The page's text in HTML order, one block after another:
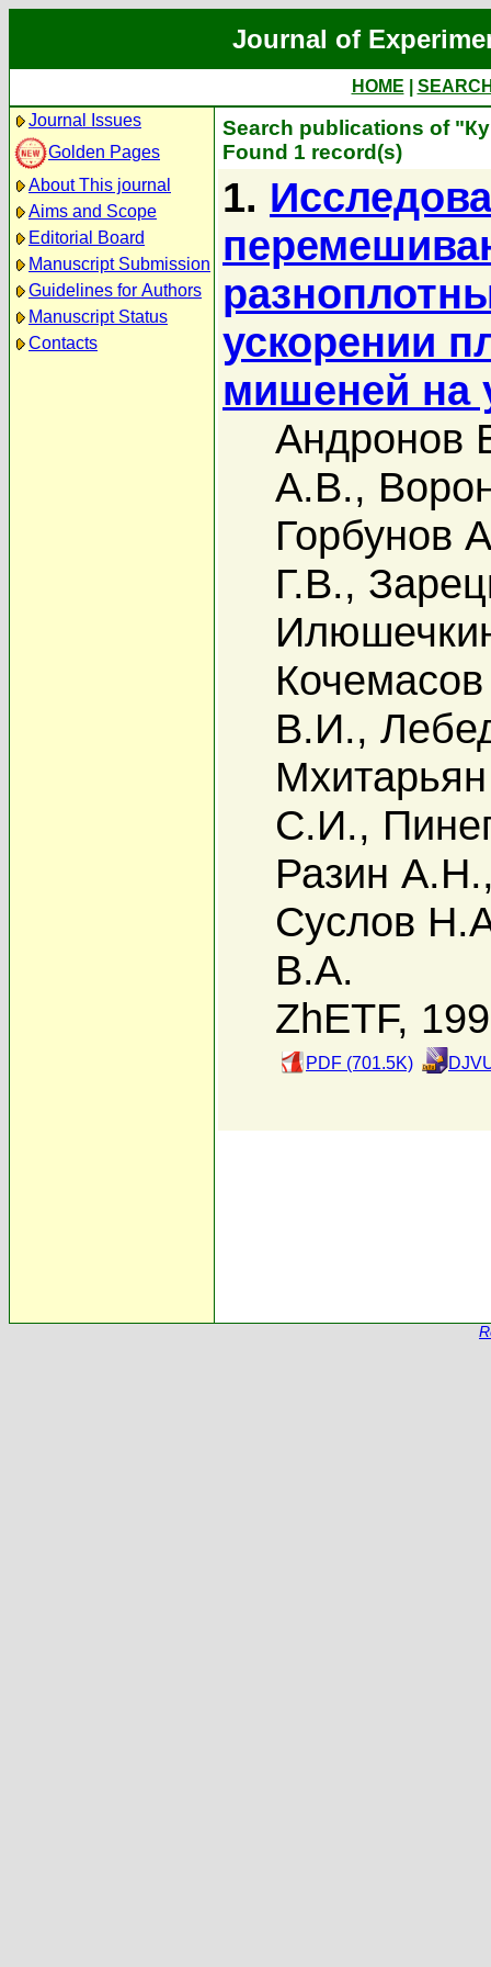
Journal of
HOME
Journal Issues
Golden Pages
About This journal
Aims and Scope
Editorial Board
Manuscript Submission
Guidelines for Authors
Manuscript Status
Contacts
Search publications of
Found 1 record(s)
1.
ускорении
мишеней на
Андронов
А.В.,
Горбунов
Г.В.,
Кочемасов
В.И.,
С.И.,
Разин А.Н.
Суслов
В.А.
ZhETF,
PDF (701.5K)